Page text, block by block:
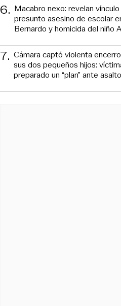
6. Macabro nexo: revelan
presunto asesino de escolar
Bernardo y homicida del niño
7. Cámara captó violenta
sus dos pequeños hijos:
preparado un “plan” ante